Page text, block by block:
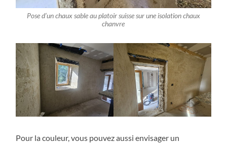
Pose d’un chaux sable au platoir suisse sur une isolation chaux
chanvre
Pour la couleur, vous pouvez aussi envisager un